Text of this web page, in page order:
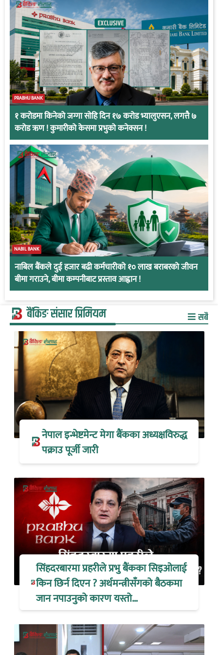
PRABHU BANK
१ करोडमा किनेको जग्गा सोहि दिन १७ करोड भ्यालुएसन, लगत्तै ७
करोड ऋण ! कुमारीको केसमा प्रभुको कनेक्सन !
NABIL BANK
नाबिल बैंकले दुई हजार बढी कर्मचारीको १० लाख बराबरको जीवन
बीमा गराउने, बीमा कम्पनीबाट प्रस्ताव आह्वान !
बैंकिङ संसार प्रिमियम सबै
नेपाल इन्भेष्टमेन्ट मेगा बैंकका अध्यक्षविरुद्ध
पक्राउ पूर्जी जारी
सिंहदरबारमा प्रहरीले प्रभु बैंकका सिइओलाई
किन छिर्न दिएन ? अर्थमन्त्रीसँगको बैठकमा
जान नपाउनुको कारण यस्तो…